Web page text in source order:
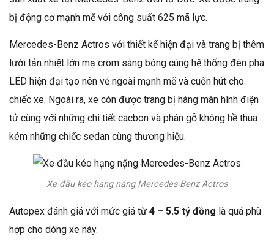
bị động cơ mạnh mẽ với công suất 625 mã lực.
Mercedes-Benz Actros với thiết kế hiện đại và trang bị thêm
lưới tản nhiệt lớn mạ crom sáng bóng cùng hệ thống đèn pha
LED hiện đại tạo nên vẻ ngoài mạnh mẽ và cuốn hút cho
chiếc xe. Ngoài ra, xe còn được trang bị hàng màn hình điện
tử cùng với những chi tiết cacbon và phân gỗ không hề thua
kém những chiếc sedan cùng thương hiệu.
Xe đầu kéo hạng nặng Mercedes-Benz Actros
Autopex đánh giá với mức giá từ 4 – 5.5 tỷ đồng là quá phù
hợp cho dòng xe này.